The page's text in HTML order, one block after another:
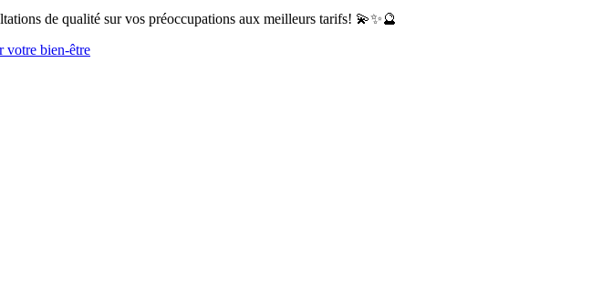
de qualité sur vos préoccupations aux meilleurs tarifs! 💫✨🔮
votre bien-être